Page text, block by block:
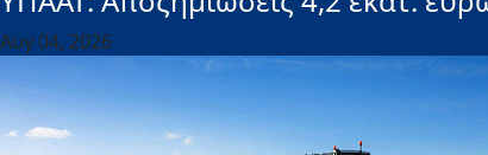
Αυγ 04, 2026